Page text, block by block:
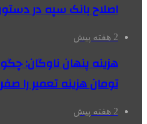
اصلاح بانک سپه در
2 هفته پیش
هزینه پنهان ناوگان:
تومان هزینه تعمیر را
2 هفته پیش